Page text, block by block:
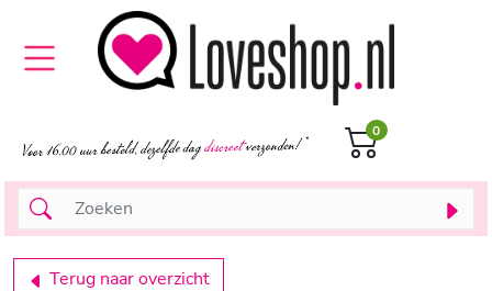
0
Terug naar overzicht